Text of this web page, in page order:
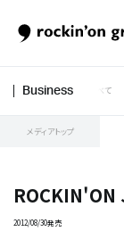
Business すべて
メディアトップ
ROCKIN'ON
2012/08/30発売